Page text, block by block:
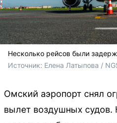
Несколько рейсов были
Источник: Елена Латыпова /
Омский аэропорт снял
вылет воздушных